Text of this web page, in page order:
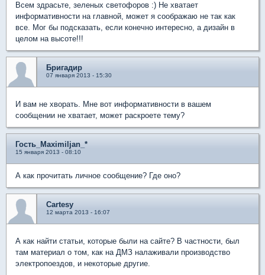
Всем здрасьте, зеленых светофоров :) Не хватает
информативности на главной, может я соображаю не так как
все. Мог бы подсказать, если конечно интересно, а дизайн в
целом на высоте!!!
Бригадир
07 января 2013 - 15:30
И вам не хворать. Мне вот информативности в вашем
сообщении не хватает, может раскроете тему?
Гость_Maximiljan_*
15 января 2013 - 08:10
А как прочитать личное сообщение? Где оно?
Cartesy
12 марта 2013 - 16:07
А как найти статьи, которые были на сайте? В частности, был
там материал о том, как на ДМЗ налаживали производство
электропоездов, и некоторые другие.